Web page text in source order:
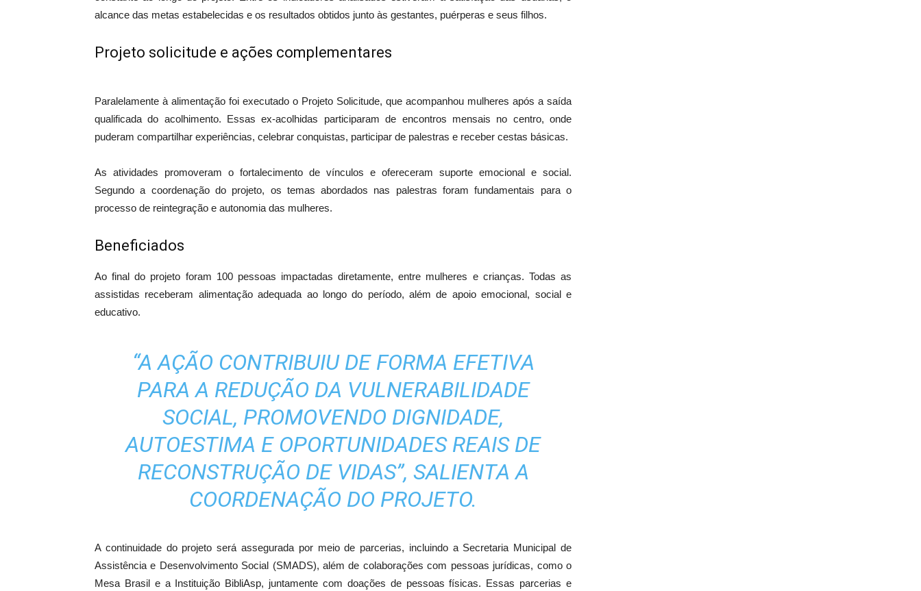
alcance das metas estabelecidas e os resultados obtidos junto às gestantes, puérperas e seus filhos.
Projeto solicitude e ações complementares
Paralelamente à alimentação foi executado o Projeto Solicitude, que acompanhou mulheres após a saída
qualificada do acolhimento. Essas ex-acolhidas participaram de encontros mensais no centro, onde
puderam compartilhar experiências, celebrar conquistas, participar de palestras e receber cestas básicas.
As atividades promoveram o fortalecimento de vínculos e ofereceram suporte emocional e social.
Segundo a coordenação do projeto, os temas abordados nas palestras foram fundamentais para o
processo de reintegração e autonomia das mulheres.
Beneficiados
Ao final do projeto foram 100 pessoas impactadas diretamente, entre mulheres e crianças. Todas as
assistidas receberam alimentação adequada ao longo do período, além de apoio emocional, social e
educativo.
“A AÇÃO CONTRIBUIU DE FORMA EFETIVA
PARA A REDUÇÃO DA VULNERABILIDADE
SOCIAL, PROMOVENDO DIGNIDADE,
AUTOESTIMA E OPORTUNIDADES REAIS DE
RECONSTRUÇÃO DE VIDAS”, SALIENTA A
COORDENAÇÃO DO PROJETO.
A continuidade do projeto será assegurada por meio de parcerias, incluindo a Secretaria Municipal de
Assistência e Desenvolvimento Social (SMADS), além de colaborações com pessoas jurídicas, como o
Mesa Brasil e a Instituição BibliAsp, juntamente com doações de pessoas físicas. Essas parcerias e